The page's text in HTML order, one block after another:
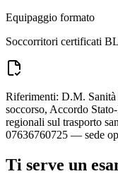
Equipaggio formato
Soccorritori certificati
Riferimenti: D.M.
soccorso, Accordo
regionali sul trasporto
07636760725 — sede
Ti serve un